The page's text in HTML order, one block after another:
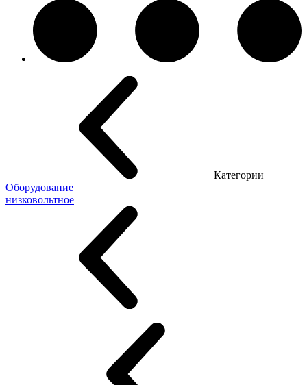
Категории
Оборудование
низковольтное